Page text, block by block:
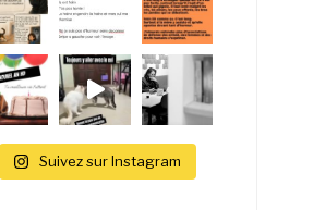
Suivez sur Instagram